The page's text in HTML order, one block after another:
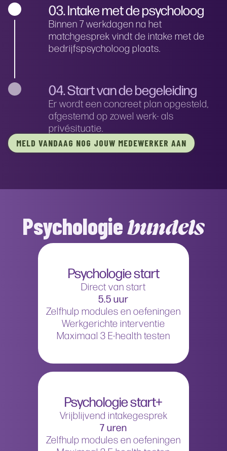
03. Intake met de psycholoog
Binnen 7 werkdagen na het
matchgesprek vindt de intake met de
bedrijfspsycholoog plaats.
04. Start van de begeleiding
Er wordt een concreet plan opgesteld,
afgestemd op zowel werk- als
privésituatie.
MELD VANDAAG NOG JOUW MEDEWERKER AAN
Psychologiebundels
Psychologie start
Direct van start
5.5 uur
Zelfhulp modules en oefeningen
Werkgerichte interventie
Maximaal 3 E-health testen
Psychologie start+
Vrijblijvend intakegesprek
7 uren
Zelfhulp modules en oefeningen